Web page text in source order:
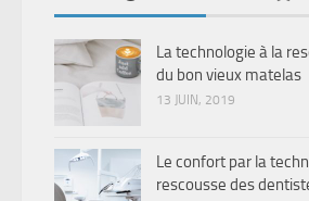
La technologie à la
du bon vieux matelas
13 JUIN, 2019
Le confort par la
rescousse des